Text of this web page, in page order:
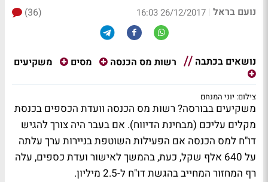
נועם בראל |
26/12/2017 16:03
(36)
נושאים בכתבה רשות מס הכנסה מסים משקיעים
צילום: יוני המנחם
משקיעים בבורסה? רשות מס הכנסה וועדת הכספים בכנסת
מקלים עליכם (מבחינת הדיווח). אם בעבר היה צורך להגיש
דו"ח למס הכנסה אם הפעילות השוטפת בניירות ערך עלתה
על 640 אלף שקל, כעת, בהמשך לאישור ועדת כספים, עלה
רף המחזור המחייב בהגשת דו"ח ל-2.5 מיליון.